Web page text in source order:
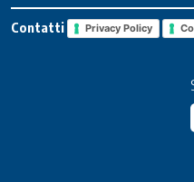
Contatti Privacy Policy